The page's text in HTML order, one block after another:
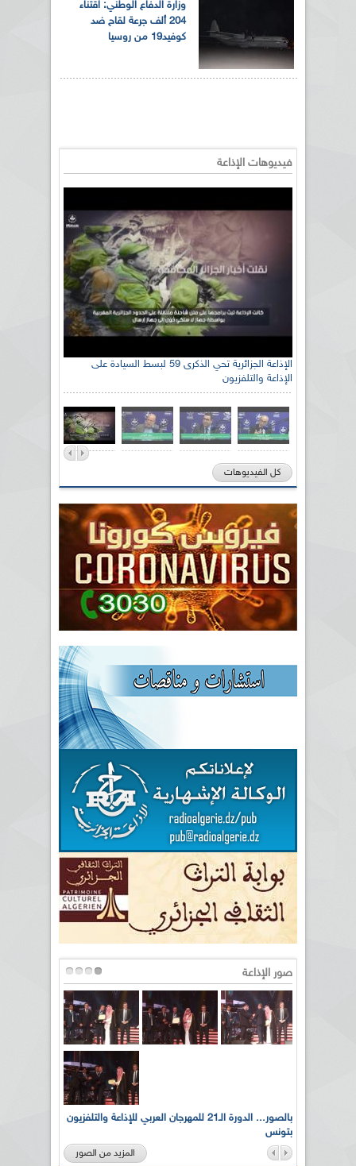
وزارة الدفاع الوطني: اقتناء
204 ألف جرعة لقاح ضد
كوفيد19 من روسيا
فيديوهات الإذاعة
الإذاعة الجزائرية تحي الذكرى 59 لبسط السيادة على
الإذاعة والتلفزيون
كل الفيديوهات
صور الإذاعة
بالصور... الدورة الـ21 للمهرجان العربي للإذاعة والتلفزيون
بتونس
المزيد من الصور